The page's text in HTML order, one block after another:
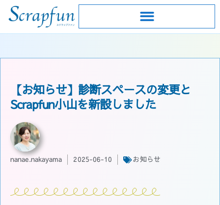
【お知らせ】診断スペースの変更と
Scrapfun小山を新設しました
nanae.nakayama 2025-06-10 お知らせ